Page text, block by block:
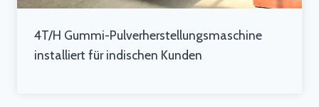
4T/H Gummi-Pulverherstellungsmaschine
installiert für indischen Kunden